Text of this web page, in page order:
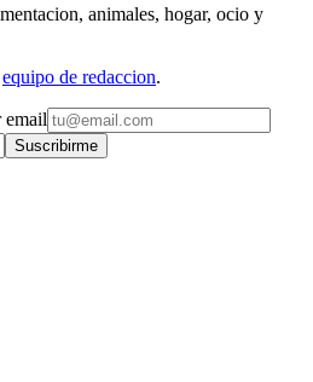
animales, hogar, ocio y
equipo de redaccion.
email
Suscribirme